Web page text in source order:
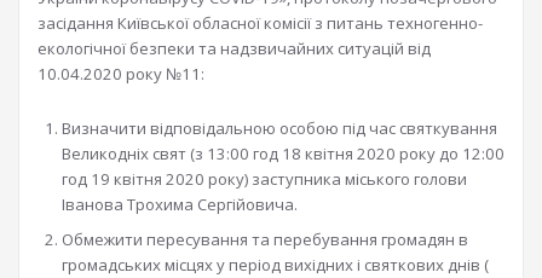
засідання Київської обласної комісії з питань техногенно-
екологічної безпеки та надзвичайних ситуацій від
10.04.2020 року №11:
Визначити відповідальною особою під час святкування
Великодніх свят (з 13:00 год 18 квітня 2020 року до 12:00
год 19 квітня 2020 року) заступника міського голови
Іванова Трохима Сергійовича.
Обмежити пересування та перебування громадян в
громадських місцях у період вихідних і святкових днів (